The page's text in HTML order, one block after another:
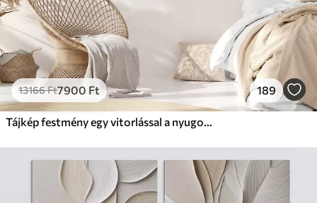
13166Ft7900 Ft 189
Tájkép festmény egy vitorlással a nyugodt tengeren, narancssárga és sárga égbolt, távoli hegyek